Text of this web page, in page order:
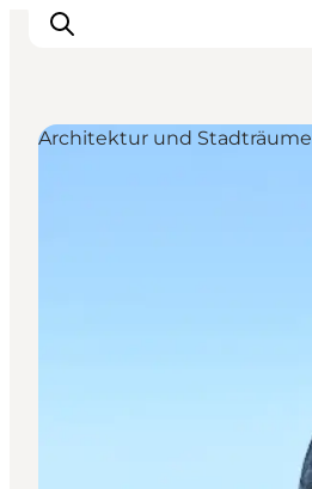
Architektur und Stadträume